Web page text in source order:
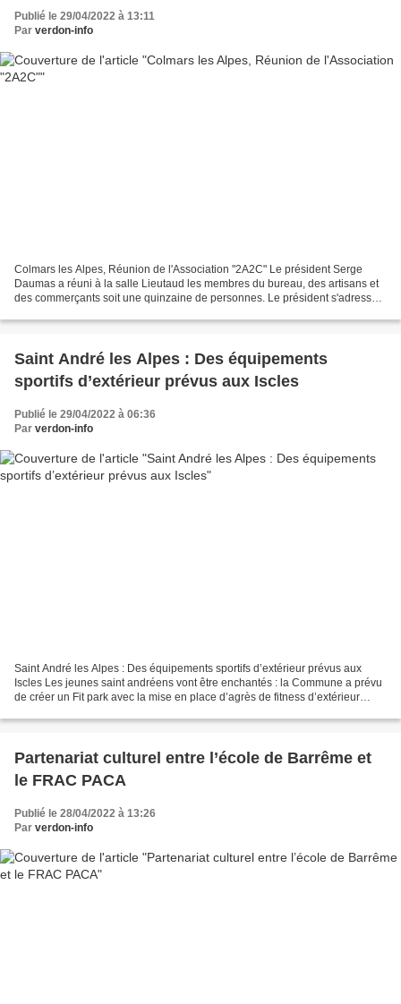
Publié le 29/04/2022 à 13:11
Par verdon-info
Colmars les Alpes, Réunion de l'Association "2A2C" Le président Serge
Daumas a réuni à la salle Lieutaud les membres du bureau, des artisans et
des commerçants soit une quinzaine de personnes. Le président s'adressant
Saint André les Alpes : Des équipements
sportifs d’extérieur prévus aux Iscles
Publié le 29/04/2022 à 06:36
Par verdon-info
Saint André les Alpes : Des équipements sportifs d’extérieur prévus aux
Iscles Les jeunes saint andréens vont être enchantés : la Commune a prévu
de créer un Fit park avec la mise en place d’agrès de fitness d’extérieur
Partenariat culturel entre l’école de Barrême et
le FRAC PACA
Publié le 28/04/2022 à 13:26
Par verdon-info